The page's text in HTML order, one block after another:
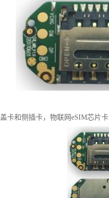
卡和侧插卡，物联网eSIM芯片卡